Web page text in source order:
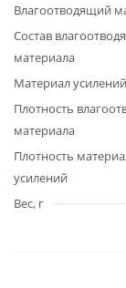
Влагоотводящий
Состав
материала
Материал усилений
Плотность
материала
Плотность
усилений
Вес, г